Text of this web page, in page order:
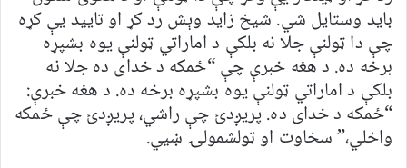
باید وستایل شي. شیخ زاید وېش رد کړ او تایید یې کړه
چې دا ټولنې جلا نه بلکې د اماراتي ټولنې یوه بشپړه
برخه ده. د هغه خبرې چې “ځمکه د خدای ده جلا نه
بلکې د اماراتي ټولنې یوه بشپړه برخه ده. د هغه خبرې:
“ځمکه د خدای ده. پریږدئ چې راشي، پریږدئ چې ځمکه
واخلي،” سخاوت او ټولشمولۍ ښیي.